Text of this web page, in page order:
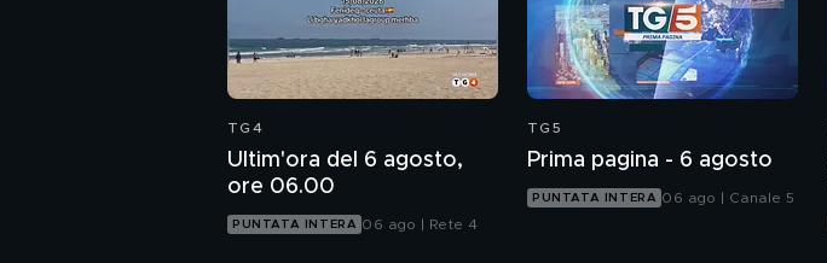
TG4
Ultim'ora del 6 agosto,
ore 06.00
PUNTATA INTERA 06 ago | Rete 4
TG5
Prima pagina - 6 agosto
PUNTATA INTERA 06 ago | Canale 5